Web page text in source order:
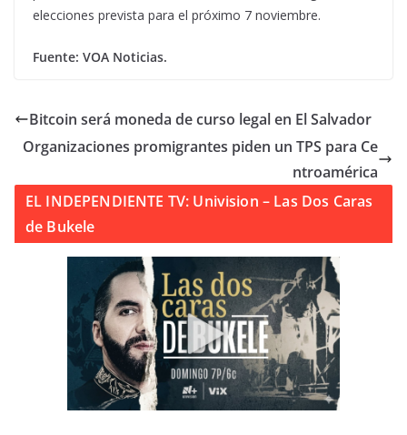
elecciones prevista para el próximo 7 noviembre.
Fuente: VOA Noticias.
Bitcoin será moneda de curso legal en El Salvador
Organizaciones promigrantes piden un TPS para Ce
ntroamérica
EL INDEPENDIENTE TV: Univision – Las Dos Caras
de Bukele